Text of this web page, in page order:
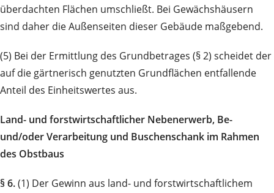
überdachten Flächen umschließt. Bei Gewächshäusern
sind daher die Außenseiten dieser Gebäude maßgebend.
(5) Bei der Ermittlung des Grundbetrages (§ 2) scheidet der
auf die gärtnerisch genutzten Grundflächen entfallende
Anteil des Einheitswertes aus.
Land- und forstwirtschaftlicher Nebenerwerb, Be-
und/oder Verarbeitung und Buschenschank im Rahmen
des Obstbaus
§ 6.(1) Der Gewinn aus land- und forstwirtschaftlichem